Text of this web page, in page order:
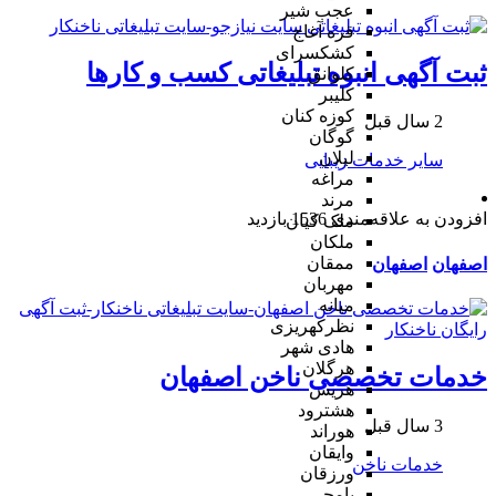
عجب شیر
قره آغاج
کشکسرای
کلوانق
کلیبر
کوزه کنان
گوگان
لیلان
مراغه
مرند
ملک کیان
ملکان
ممقان
مهربان
میانه
نظرکهریزی
هادی شهر
هرگلان
هریس
هشترود
هوراند
وایقان
ورزقان
ثبت آگهی انبوه تبلیغاتی کسب و کارها
2 سال قبل
سایر خدمات زیبایی
افزودن به علاقه‌مندی 1536 بازدید
اصفهان اصفهان
خدمات تخصصی ناخن اصفهان
3 سال قبل
خدمات ناخن